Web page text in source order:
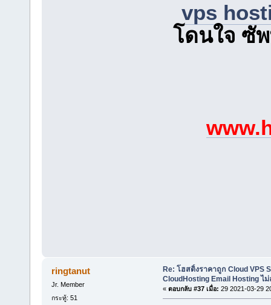
vps
โดนใจ ซั
ringtanut
Jr. Member
กระทู้: 51
Re: โฮสติ้งราคาถูก Cloud VPS
CloudHosting Email Hosting ไ
« ตอบกลับ #37 เมื่อ: 29 2021-03-29